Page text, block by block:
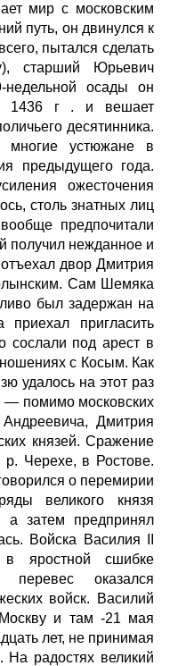
мир с московским
путь, он двинулся к
пытался сделать
старший Юрьевич
недельной осады он
1436 г . и вешает
десятинника.
устюжане в
предыдущего года.
ожесточения
столь знатных лиц
предпочитали
получил нежданное и
двор Дмитрия
Сам Шемяка
был задержан на
пригласить
сослали под арест в
с Косым. Как
удалось на этот раз
— помимо московских
Дмитрия
князей. Сражение
Черехе, в Ростове.
о перемирии
великого князя
а затем предпринял
Войска Василия II
яростной сшибке
перевес оказался
войск. Василий
и там -21 мая
лет, не принимая
На радостях великий